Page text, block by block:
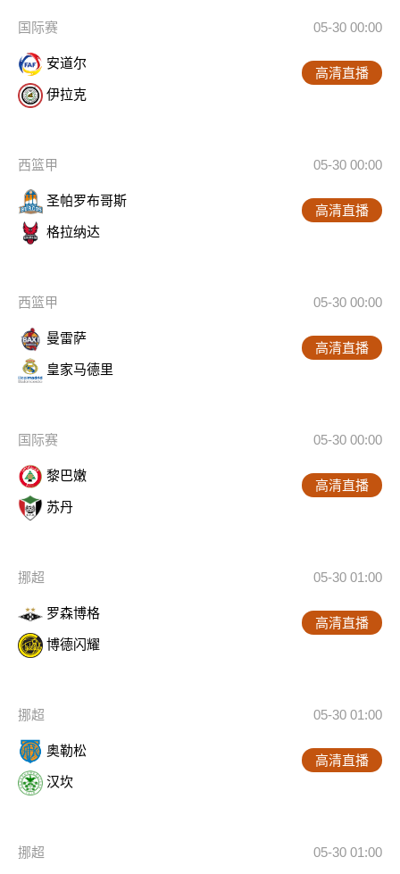
国际赛 05-30 00:00
安道尔
伊拉克
高清直播
西篮甲 05-30 00:00
圣帕罗布哥斯
格拉纳达
高清直播
西篮甲 05-30 00:00
曼雷萨
皇家马德里
高清直播
国际赛 05-30 00:00
黎巴嫩
苏丹
高清直播
挪超 05-30 01:00
罗森博格
博德闪耀
高清直播
挪超 05-30 01:00
奥勒松
汉坎
高清直播
挪超 05-30 01:00